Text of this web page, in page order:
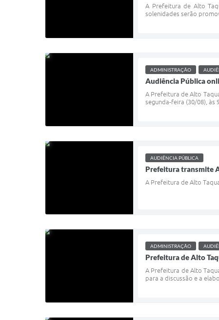
A Prefeitura de Alto
solenidades serão
ADMINISTRAÇÃO
Audiência Pública
A Prefeitura de Alto
segunda-feira (30/08), às
AUDIÊNCIA PÚBLICA
Prefeitura transmite
A Prefeitura de Alto
ADMINISTRAÇÃO
Prefeitura de Alto
A Prefeitura de Alto
para a discussão e a